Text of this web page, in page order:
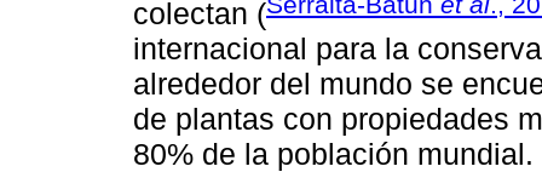
colectan (
internacional para la
alrededor del mundo se
de plantas con propiedades
80% de la población